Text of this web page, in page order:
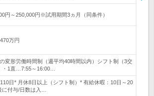
円～250,000円※試用期間3ヵ月（同条件）
万円
変形労働時間制（週平均40時間以内）シフト制（3交
・1直…7:55～16:00…
日* 月休8日以上（シフト制）* 有給休暇：10日～20
に付与/日数は入…